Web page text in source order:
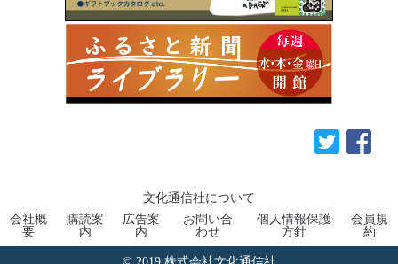
文化通信社について
会社概
要
購読案
内
広告案
内
お問い合
わせ
個人情報保護
方針
会員規
約
© 2019 株式会社文化通信社